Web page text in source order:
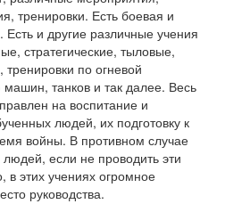
тренировки. Есть боевая и
Есть и другие различные учения
стратегические, тыловые,
тренировки по огневой
танков и так далее. Весь
на воспитание и
людей, их подготовку к
войны. В противном случае
людей, если не проводить эти
в этих учениях огромное
руководства.